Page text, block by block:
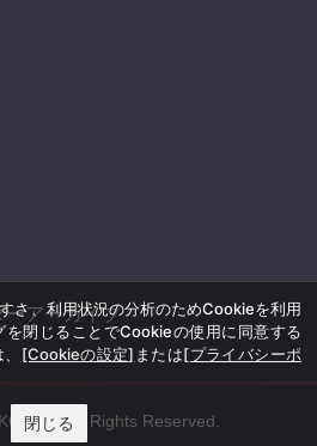
ーアーカイブ
All Rights Reserved.
さ、利用状況の分析のためCookieを利用
を閉じることでCookieの使用に同意する
[Cookieの設定] または[プライバシーポ
閉じる